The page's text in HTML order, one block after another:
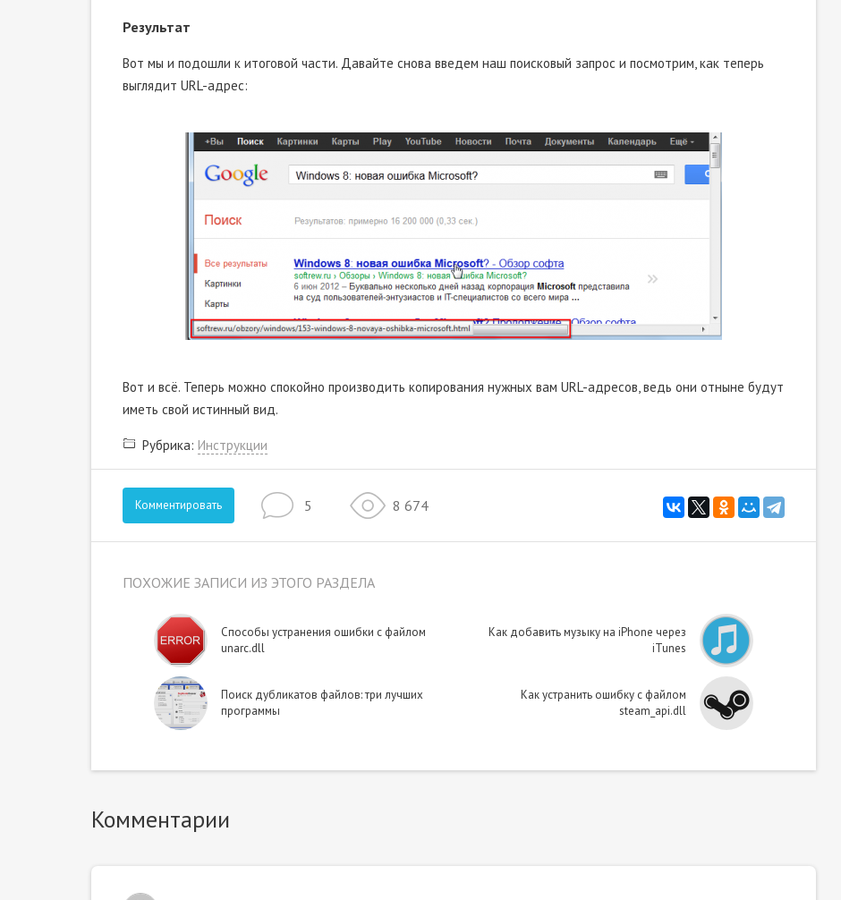
Результат
Вот мы и подошли к итоговой части. Давайте снова введем наш поисковый запрос и посмотрим, как теперь
выглядит URL-адрес:
Вот и всё. Теперь можно спокойно производить копирования нужных вам URL-адресов, ведь они отныне будут
иметь свой истинный вид.
Рубрика: Инструкции
Комментировать 5 8 674
ПОХОЖИЕ ЗАПИСИ ИЗ ЭТОГО РАЗДЕЛА
Способы устранения ошибки с файлом
unarc.dll
Как добавить музыку на iPhone через
iTunes
Поиск дубликатов файлов: три лучших
программы
Как устранить ошибку с файлом
steam_api.dll
Комментарии